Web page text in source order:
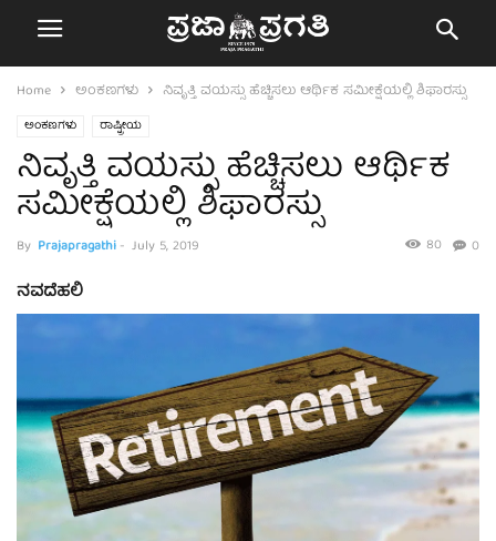
Home ಅಂಕಣಗಳು ನಿವೃತ್ತಿ ವಯಸ್ಸು ಹೆಚ್ಚಿಸಲು ಆರ್ಥಿಕ ಸಮೀಕ್ಷೆಯಲ್ಲಿ ಶಿಫಾರಸ್ಸು
ಅಂಕಣಗಳು ರಾಷ್ಟ್ರೀಯ
ನಿವೃತ್ತಿ ವಯಸ್ಸು ಹೆಚ್ಚಿಸಲು ಆರ್ಥಿಕ
ಸಮೀಕ್ಷೆಯಲ್ಲಿ ಶಿಫಾರಸ್ಸು
By Prajapragathi- July 5, 2019 0
80
ನವದೆಹಲಿ